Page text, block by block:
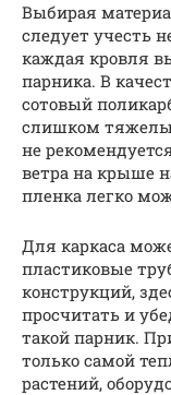
Выбирая
следует учесть
каждая кровля
парника. В
сотовый
слишком
не
ветра на крыше
пленка легко
Для каркаса
пластиковые
конструкций,
просчитать и
такой парник.
только самой
растений,